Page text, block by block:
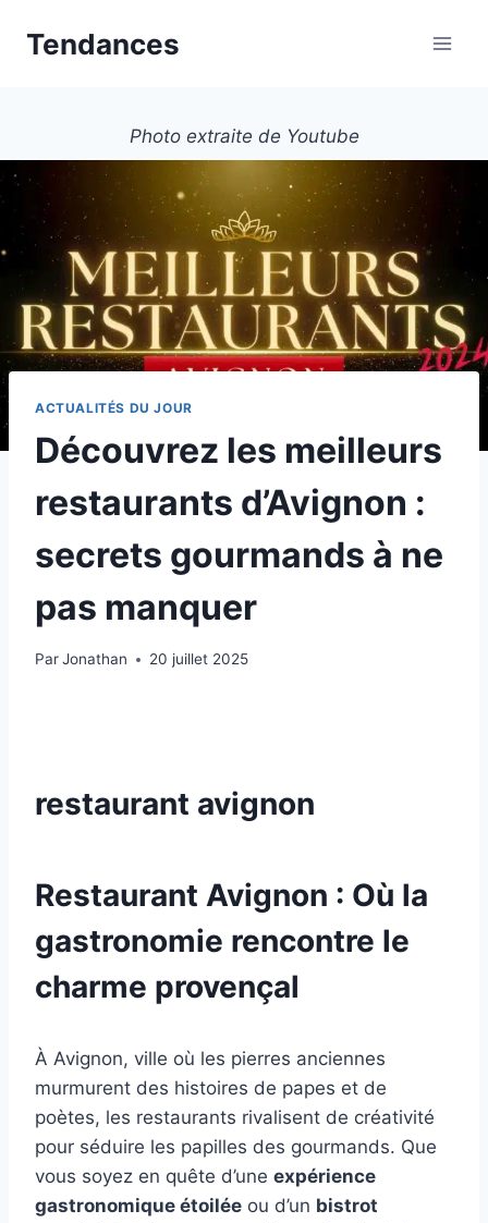
Tendances
Photo extraite de Youtube
ACTUALITÉS DU JOUR
Découvrez les meilleurs
restaurants d’Avignon :
secrets gourmands à ne
pas manquer
ParJonathan 20 juillet 2025
restaurant avignon
Restaurant Avignon : Où la
gastronomie rencontre le
charme provençal
À Avignon, ville où les pierres anciennes
murmurent des histoires de papes et de
poètes, les restaurants rivalisent de créativité
pour séduire les papilles des gourmands. Que
vous soyez en quête d’une expérience
gastronomique étoilée ou d’un bistrot